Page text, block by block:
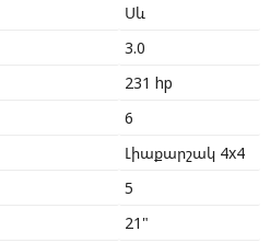
Սև
3.0
231 hp
6
Լիաքարշակ 4x4
5
21"